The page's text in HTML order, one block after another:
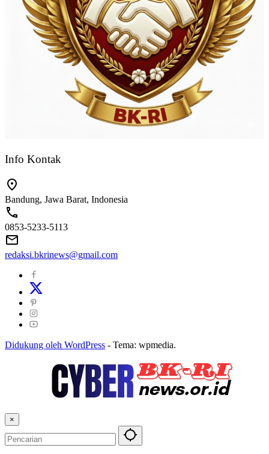
Info Kontak
Bandung, Jawa Barat, Indonesia
0853-5233-5113
redaksi.bkrinews@gmail.com
Didukung oleh WordPress - Tema: wpmedia.
×